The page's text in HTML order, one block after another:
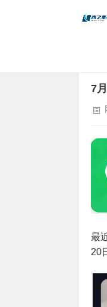
7
最
20